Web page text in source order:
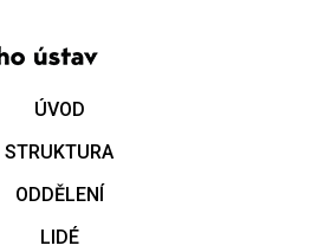
ÚVOD
STRUKTURA
ODDĚLENÍ
LIDÉ